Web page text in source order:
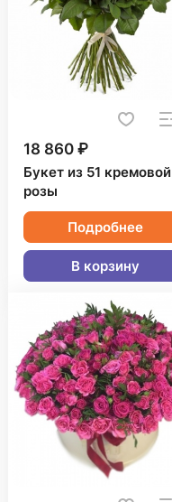
18 860 ₽
Букет из 51 кремовой
розы
Подробнее
В корзину